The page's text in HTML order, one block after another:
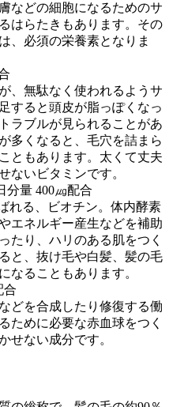
などの細胞になるためのサ
はらたきもあります。その
、必須の栄養素となりま
、無駄なく使われるようサ
すると頭皮が脂っぽくなっ
ラブルが見られることがあ
多くなると、毛穴を詰まら
ともあります。太くて丈夫
ないビタミンです。
分量 400㎍配合
れる、ビオチン。体内酵素
エネルギー産生などを補助
たり、ハリのある肌をつく
と、抜け毛や白髪、髪の毛
なることもあります。
合
どを合成したり修復する働
ために必要な赤血球をつく
せない成分です。